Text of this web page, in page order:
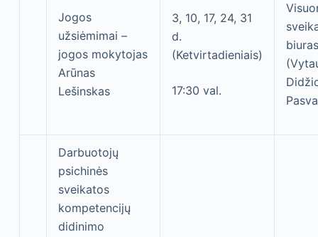
Jogos
užsiėmimai –
jogos mokytojas
Arūnas
Lešinskas
3, 10, 17, 24, 31
d.
(Ketvirtadieniais)
17:30 val.
biuras
Darbuotojų
psichinės
sveikatos
kompetencijų
didinimo